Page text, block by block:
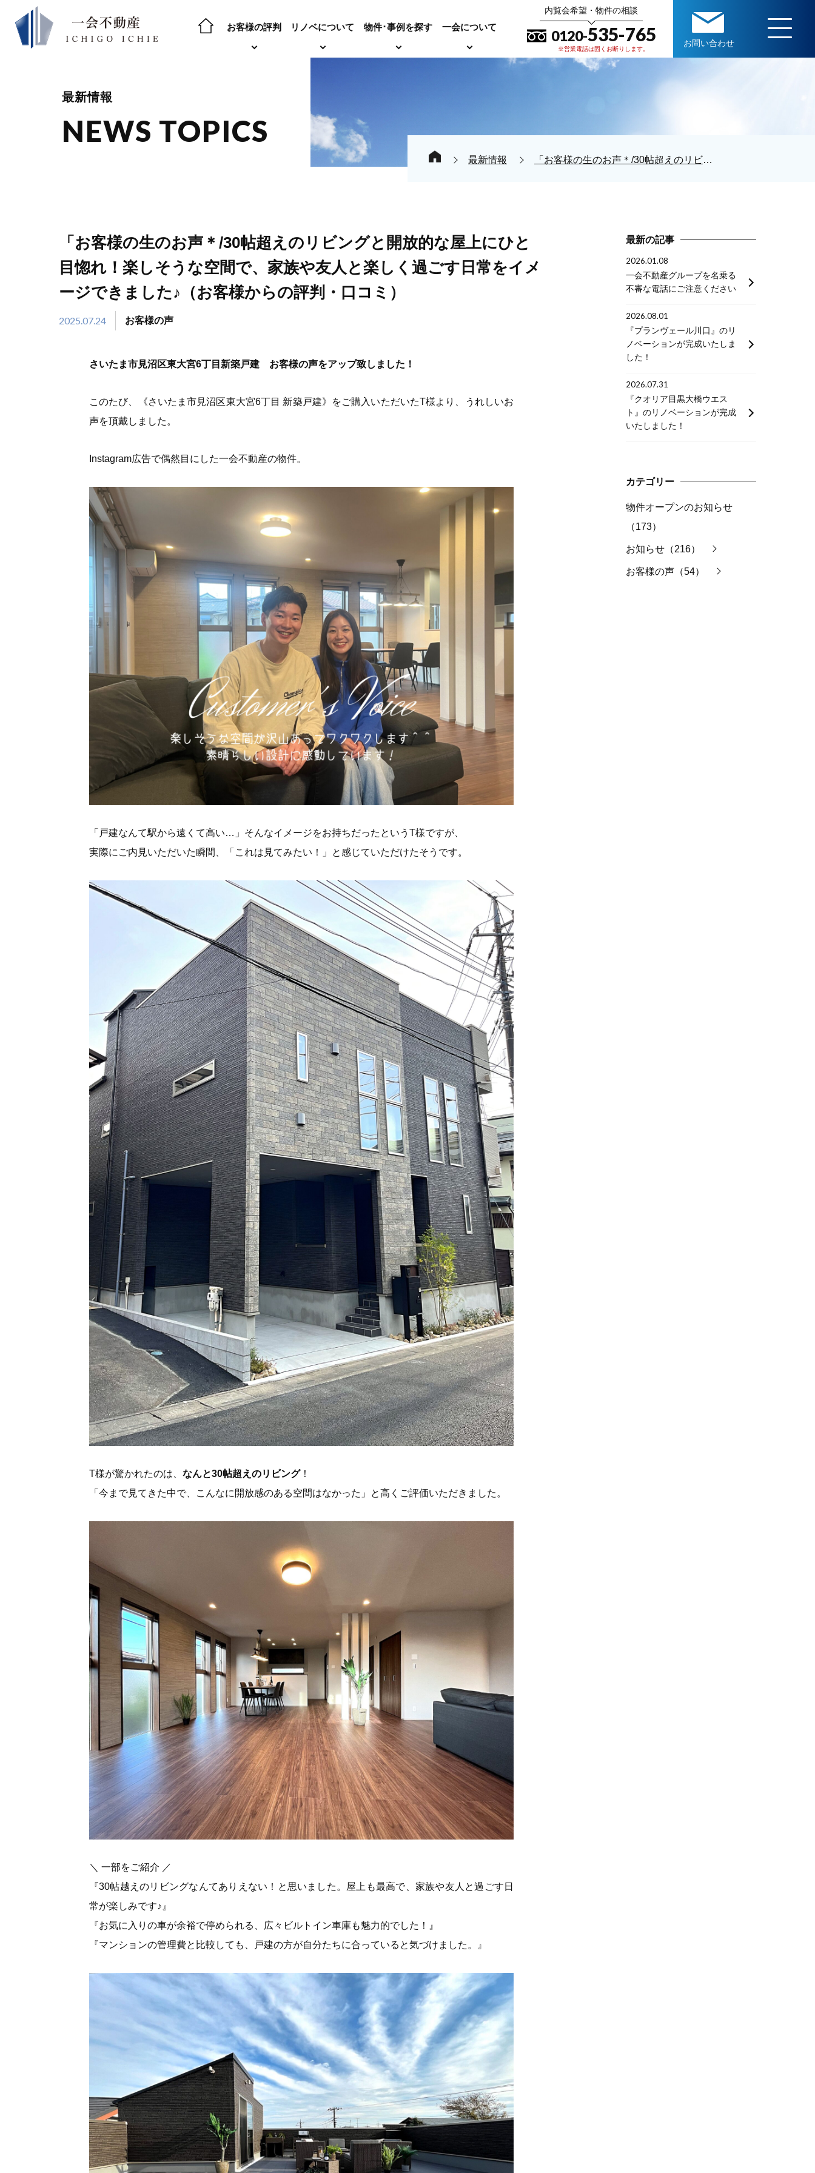
お客様の評判 リノベについて 物件･事例を探す 一会について
内覧会希望・物件の相談
0120-535-765
※営業電話は固くお断りします。
お問い合わせ
最新情報
NEWS TOPICS
最新情報 「お客様の生のお声＊/30帖超えのリビングと開放的な屋上にひと目惚れ！楽しそうな空間で、家族や友人と楽しく過ごす日常をイメージできました♪（お客様からの評判・口コミ）
「お客様の生のお声＊/30帖超えのリビングと開放的な屋上にひと
目惚れ！楽しそうな空間で、家族や友人と楽しく過ごす日常をイメ
ージできました♪（お客様からの評判・口コミ）
2025.07.24 お客様の声
さいたま市見沼区東大宮6丁目新築戸建 お客様の声をアップ致しました！
このたび、《さいたま市見沼区東大宮6丁目 新築戸建》をご購入いただいたT様より、うれしいお
声を頂戴しました。
Instagram広告で偶然目にした一会不動産の物件。
「戸建なんて駅から遠くて高い…」そんなイメージをお持ちだったというT様ですが、
実際にご内見いただいた瞬間、「これは見てみたい！」と感じていただけたそうです。
T様が驚かれたのは、 なんと30帖超えのリビング！
「今まで見てきた中で、こんなに開放感のある空間はなかった」と高くご評価いただきました。
＼ 一部をご紹介 ／
『30帖越えのリビングなんてありえない！と思いました。屋上も最高で、家族や友人と過ごす日
常が楽しみです♪』
『お気に入りの車が余裕で停められる、広々ビルトイン車庫も魅力的でした！』
『マンションの管理費と比較しても、戸建の方が自分たちに合っていると気づけました。』
最新の記事
2026.01.08
一会不動産グループを名乗る
不審な電話にご注意ください
2026.08.01
『プランヴェール川口』のリ
ノベーションが完成いたしま
した！
2026.07.31
『クオリア目黒大橋ウエス
ト』のリノベーションが完成
いたしました！
カテゴリー
物件オープンのお知らせ
（173）
お知らせ（216）
お客様の声（54）